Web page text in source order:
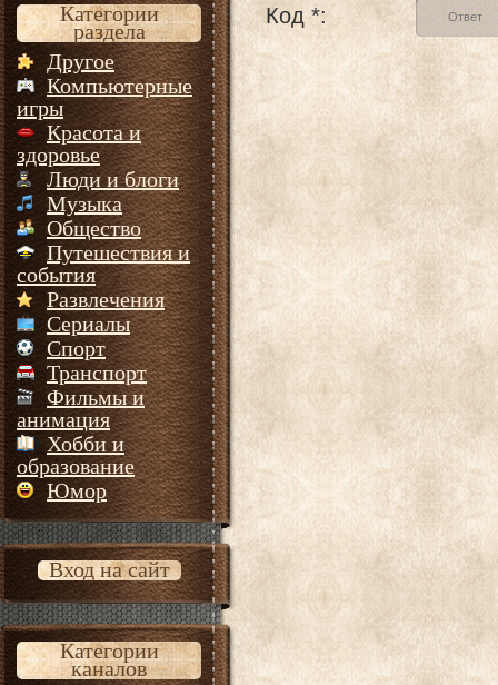
Категории
раздела
Другое
Компьютерные
игры
Красота и
здоровье
Люди и блоги
Музыка
Общество
Путешествия и
события
Развлечения
Сериалы
Спорт
Транспорт
Фильмы и
анимация
Хобби и
образование
Юмор
Вход на сайт
Категории
каналов
Код *: